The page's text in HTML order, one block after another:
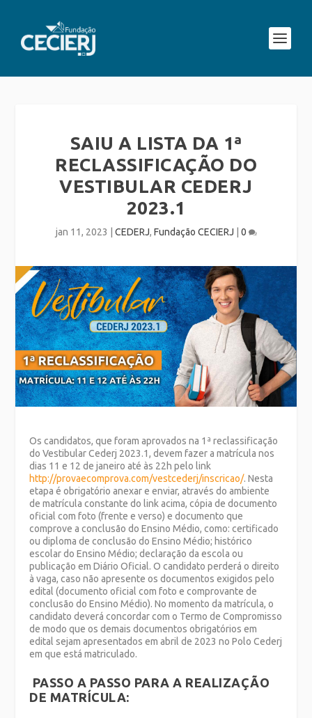
SAIU A LISTA DA 1ª
RECLASSIFICAÇÃO DO
VESTIBULAR CEDERJ
2023.1
jan 11, 2023 CEDERJ, Fundação CECIERJ 0
Os candidatos, que foram aprovados na 1ª reclassificação
do Vestibular Cederj 2023.1, devem fazer a matrícula nos
dias 11 e 12 de janeiro até às 22h pelo link
http://provaecomprova.com/vestcederj/inscricao/. Nesta
etapa é obrigatório anexar e enviar, através do ambiente
de matrícula constante do link acima, cópia de documento
oficial com foto (frente e verso) e documento que
comprove a conclusão do Ensino Médio, como: certificado
ou diploma de conclusão do Ensino Médio; histórico
escolar do Ensino Médio; declaração da escola ou
publicação em Diário Oficial. O candidato perderá o direito
à vaga, caso não apresente os documentos exigidos pelo
edital (documento oficial com foto e comprovante de
conclusão do Ensino Médio). No momento da matrícula, o
candidato deverá concordar com o Termo de Compromisso
de modo que os demais documentos obrigatórios em
edital sejam apresentados em abril de 2023 no Polo Cederj
em que está matriculado.
PASSO A PASSO PARA A REALIZAÇÃO
DE MATRÍCULA: